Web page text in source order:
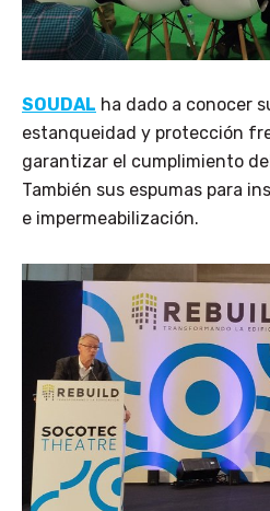
SOUDAL ha dado a conocer
estanqueidad y protección
garantizar el cumplimiento
También sus espumas para
e impermeabilización.